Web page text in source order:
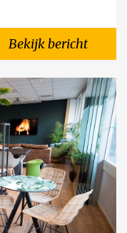
Bekijk bericht